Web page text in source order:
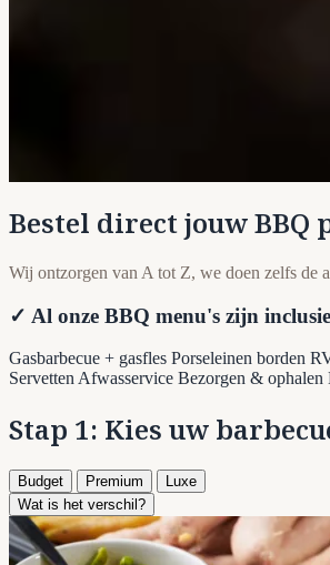
Bestel direct jouw BBQ
Wij ontzorgen van A tot Z, we doen zelfs de
✓ Al onze BBQ menu's zijn
Gasbarbecue + gasfles Porseleinen borden
ServettenAfwasservice Bezorgen &
Stap 1: Kies uw
Budget Premium
Luxe
Wat is het verschil?